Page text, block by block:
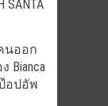
SANTA
นออก
Bianca
ป๊อปอัพ